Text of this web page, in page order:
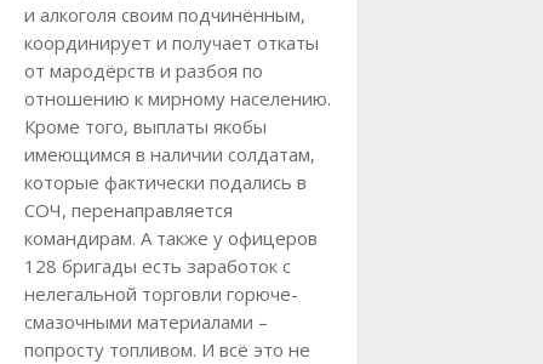
и алкоголя своим подчинённым,
координирует и получает откаты
от мародёрств и разбоя по
отношению к мирному населению.
Кроме того, выплаты якобы
имеющимся в наличии солдатам,
которые фактически подались в
СОЧ, перенаправляется
командирам. А также у офицеров
128 бригады есть заработок с
нелегальной торговли горюче-
смазочными материалами –
попросту топливом. И всё это не